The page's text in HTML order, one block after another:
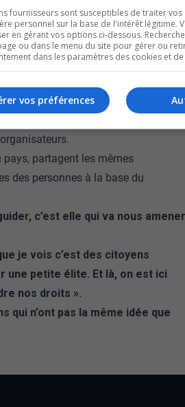
camionneurs s’identifient à eux ?
centre-ville de la capitale.
au milieu de la rue.
pays, partagent les mêmes
des personnes à la base du
c’est elle qui va nous amener
je vois c’est des citoyens
une petite élite. Et là, on est ici
nos droits ».
qui n’ont pas la même idée que
fournisseurs sont susceptibles de traiter vos
personnel sur la base de l'intérêt légitime.
en gérant vos options ci-dessous.
ou dans le menu du site pour gérer ou
dans les paramètres des cookies et
vos préférences